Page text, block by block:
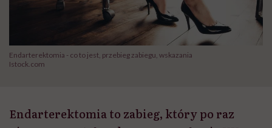
Endarterektomia - co to jest, przebieg zabiegu, wskazania
Istock.com
Endarterektomia to zabieg, który po raz